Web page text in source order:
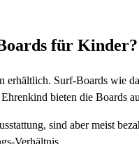
für Kinder?
erhältlich. Surf-Boards wie
bieten die Boards
sind aber meist
Verhältnis.